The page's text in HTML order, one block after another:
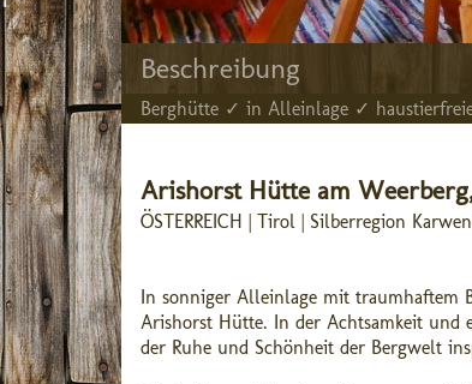
Beschreibung
Berghütte ✓ in Alleinlage ✓
Arishorst Hütte am
ÖSTERREICH | Tirol | Silberregion
In sonniger Alleinlage mit traumhaftem
Arishorst Hütte. In der Achtsamkeit
der Ruhe und Schönheit der Bergwelt